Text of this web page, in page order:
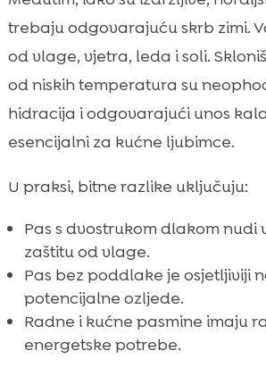
trebaju odgovarajuću skrb zimi.
od vlage, vjetra, leda i soli.
od niskih temperatura su
hidracija i odgovarajući unos
esencijalni za kućne ljubimce.
U praksi, bitne razlike uključuju:
Pas s dvostrukom dlakom nudi
zaštitu od vlage.
Pas bez poddlake je osjetljiviji
potencijalne ozljede.
Radne i kućne pasmine imaju
energetske potrebe.